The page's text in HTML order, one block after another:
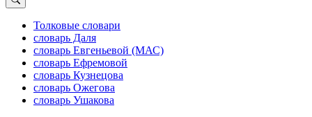
Толковые словари
словарь Даля
словарь Евгеньевой (МАС)
словарь Ефремовой
словарь Кузнецова
словарь Ожегова
словарь Ушакова